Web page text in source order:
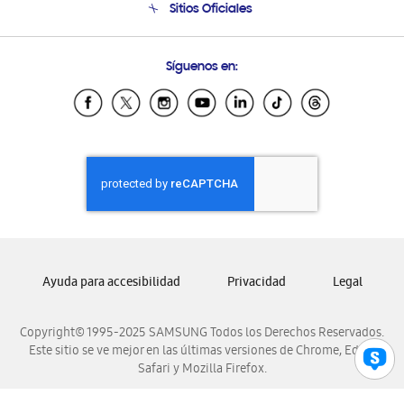
Condiciones de Compra
Soporte vía eMail
Sitios Oficiales
Samsung Ecuador
Samsung El Salvador
Samsung Honduras
Samsung Nicaragua
Samsung Panamá
Samsung Venezuela
Síguenos en:
Copyright© 1995-2025 SAMSUNG Todos los Derechos Reservados.
Este sitio se ve mejor en las últimas versiones de Chrome, Edge,
Safari y Mozilla Firefox.
Ayuda para accesibilidad Privacidad Legal